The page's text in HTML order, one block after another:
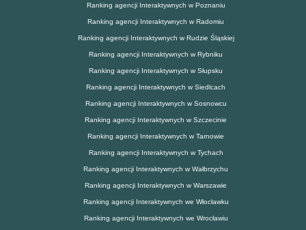
Ranking agencji Interaktywnych w Poznaniu
Ranking agencji Interaktywnych w Radomiu
Ranking agencji Interaktywnych w Rudzie Śląskiej
Ranking agencji Interaktywnych w Rybniku
Ranking agencji Interaktywnych w Słupsku
Ranking agencji Interaktywnych w Siedlcach
Ranking agencji Interaktywnych w Sosnowcu
Ranking agencji Interaktywnych w Szczecinie
Ranking agencji Interaktywnych w Tarnowie
Ranking agencji Interaktywnych w Tychach
Ranking agencji Interaktywnych w Wałbrzychu
Ranking agencji Interaktywnych w Warszawie
Ranking agencji Interaktywnych we Włocławku
Ranking agencji Interaktywnych we Wrocławiu